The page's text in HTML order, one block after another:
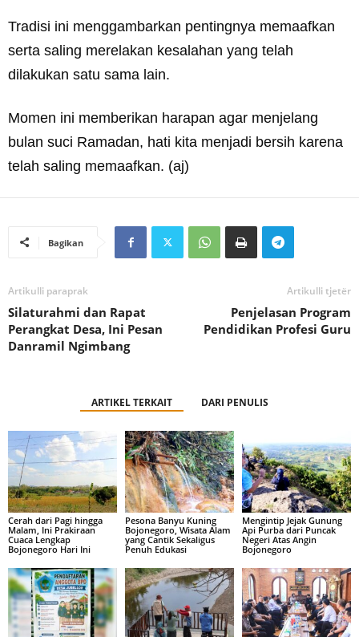
Tradisi ini menggambarkan pentingnya memaafkan
serta saling merelakan kesalahan yang telah
dilakukan satu sama lain.
Momen ini memberikan harapan agar menjelang
bulan suci Ramadan, hati kita menjadi bersih karena
telah saling memaafkan. (aj)
Bagikan
Artikulli paraprak
Silaturahmi dan Rapat
Perangkat Desa, Ini Pesan
Danramil Ngimbang
Artikulli tjetër
Penjelasan Program
Pendidikan Profesi Guru
ARTIKEL TERKAIT DARI PENULIS
Cerah dari Pagi hingga
Malam, Ini Prakiraan
Cuaca Lengkap
Bojonegoro Hari Ini
Pesona Banyu Kuning
Bojonegoro, Wisata Alam
yang Cantik Sekaligus
Penuh Edukasi
Mengintip Jejak Gunung
Api Purba dari Puncak
Negeri Atas Angin
Bojonegoro